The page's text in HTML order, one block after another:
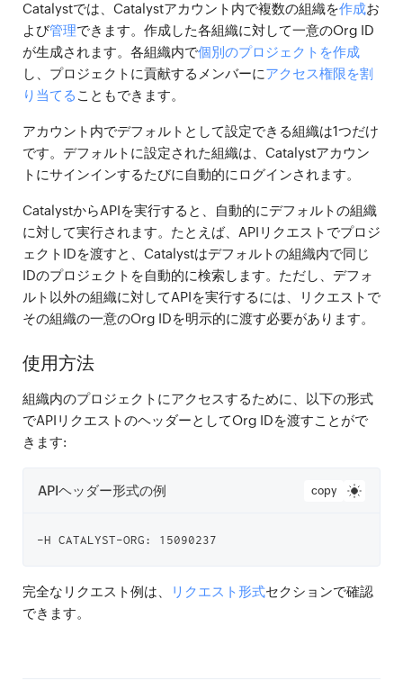
Catalystでは、Catalystアカウント内で複数の組織を作成お
よび管理できます。作成した各組織に対して一意のOrg ID
が生成されます。各組織内で個別のプロジェクトを作成
し、プロジェクトに貢献するメンバーにアクセス権限を割
り当てる こともできます。
アカウント内でデフォルトとして設定できる組織は1つだけ
です。デフォルトに設定された組織は、Catalystアカウン
トにサインインするたびに自動的にログインされます。
CatalystからAPIを実行すると、自動的にデフォルトの組織
に対して実行されます。たとえば、APIリクエストでプロジ
ェクトIDを渡すと、Catalystはデフォルトの組織内で同じ
IDのプロジェクトを自動的に検索します。ただし、デフォ
ルト以外の組織に対してAPIを実行するには、リクエストで
その組織の一意のOrg IDを明示的に渡す必要があります。
使用方法
組織内のプロジェクトにアクセスするために、以下の形式
でAPIリクエストのヘッダーとしてOrg IDを渡すことがで
きます:
APIヘッダー形式の例 copy
完全なリクエスト例は、 リクエスト形式セクションで確認
できます。